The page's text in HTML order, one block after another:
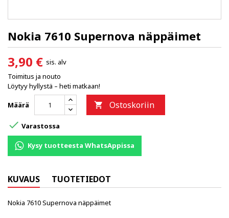
Nokia 7610 Supernova näppäimet
3,90 € sis. alv
Toimitus ja nouto
Löytyy hyllystä – heti matkaan!
Määrä  Ostoskoriin
 Varastossa
Kysy tuotteesta WhatsAppissa
KUVAUS TUOTETIEDOT
Nokia 7610 Supernova näppäimet